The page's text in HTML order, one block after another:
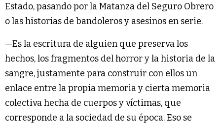
Estado, pasando por la Matanza del Seguro Obrero
o las historias de bandoleros y asesinos en serie.
—Es la escritura de alguien que preserva los
hechos, los fragmentos del horror y la historia de la
sangre, justamente para construir con ellos un
enlace entre la propia memoria y cierta memoria
colectiva hecha de cuerpos y víctimas, que
corresponde a la sociedad de su época. Eso se